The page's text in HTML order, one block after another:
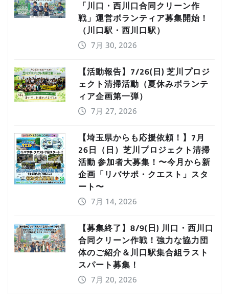
「川口・西川口合同クリーン作
戦」運営ボランティア募集開始！
（川口駅・西川口駅）
7月 30, 2026
【活動報告】7/26(日) 芝川プロジ
ェクト清掃活動（夏休みボランテ
ィア企画第一弾）
7月 27, 2026
【埼玉県からも応援依頼！】7月
26日（日）芝川プロジェクト清掃
活動 参加者大募集！〜今月から新
企画「リバサポ・クエスト」スタ
ート〜
7月 14, 2026
【募集終了】8/9(日) 川口・西川口
合同クリーン作戦！強力な協力団
体のご紹介＆川口駅集合組ラスト
スパート募集！
7月 20, 2026